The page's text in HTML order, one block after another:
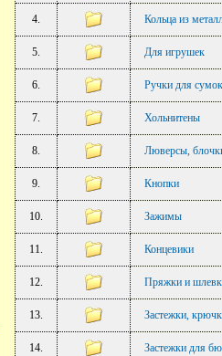
4. Кольца из
5. Для игрушек
6. Ручки для сумок
7. Хольнитены
8. Люверсы,
9. Кнопки
10. Зажимы
11. Концевики
12. Пряжки и
13. Застежки,
14. Застежки для